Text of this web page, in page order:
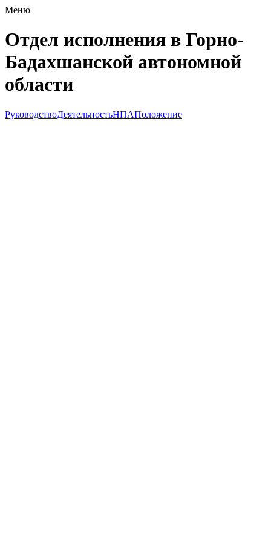
Меню
Отдел исполнения в Горно-
Бадахшанской автономной
области
РуководствоДеятельностьНПАПоложение